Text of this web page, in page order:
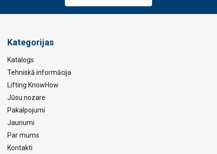
Kategorijas
Katalogs
Tehniskā informācija
Lifting KnowHow
Jūsu nozare
Pakalpojumi
Jaunumi
Par mums
Kontakti